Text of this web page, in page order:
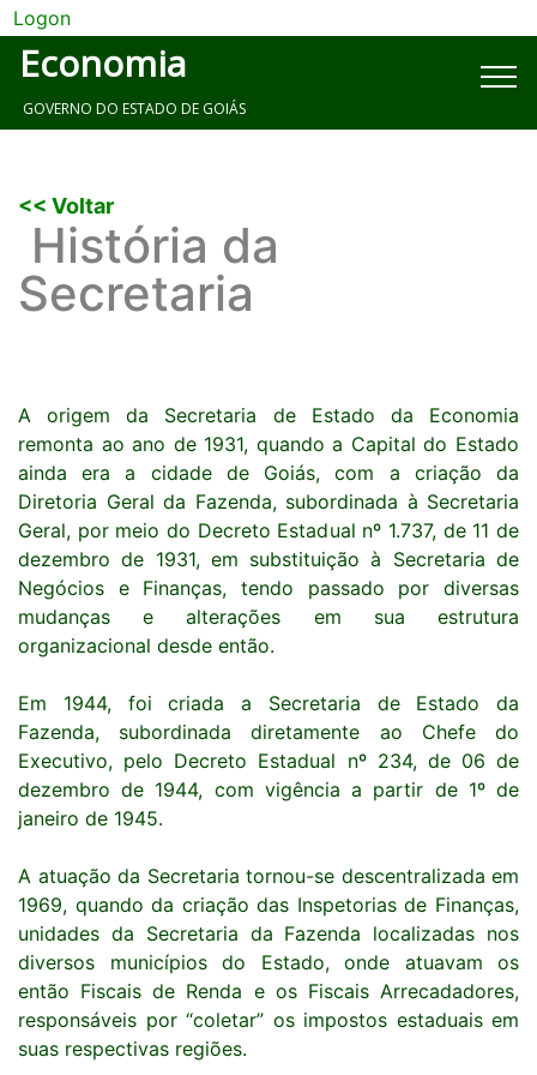
Logon
Economia
GOVERNO DO ESTADO DE GOIÁS
<< Voltar
História da
Secretaria
A origem da Secretaria de Estado da Economia
remonta ao ano de 1931, quando a Capital do Estado
ainda era a cidade de Goiás, com a criação da
Diretoria Geral da Fazenda, subordinada à Secretaria
Geral, por meio do Decreto Estadual nº 1.737, de 11 de
dezembro de 1931, em substituição à Secretaria de
Negócios e Finanças, tendo passado por diversas
mudanças e alterações em sua estrutura
organizacional desde então.
Em 1944, foi criada a Secretaria de Estado da
Fazenda, subordinada diretamente ao Chefe do
Executivo, pelo Decreto Estadual nº 234, de 06 de
dezembro de 1944, com vigência a partir de 1º de
janeiro de 1945.
A atuação da Secretaria tornou-se descentralizada em
1969, quando da criação das Inspetorias de Finanças,
unidades da Secretaria da Fazenda localizadas nos
diversos municípios do Estado, onde atuavam os
então Fiscais de Renda e os Fiscais Arrecadadores,
responsáveis por “coletar” os impostos estaduais em
suas respectivas regiões.